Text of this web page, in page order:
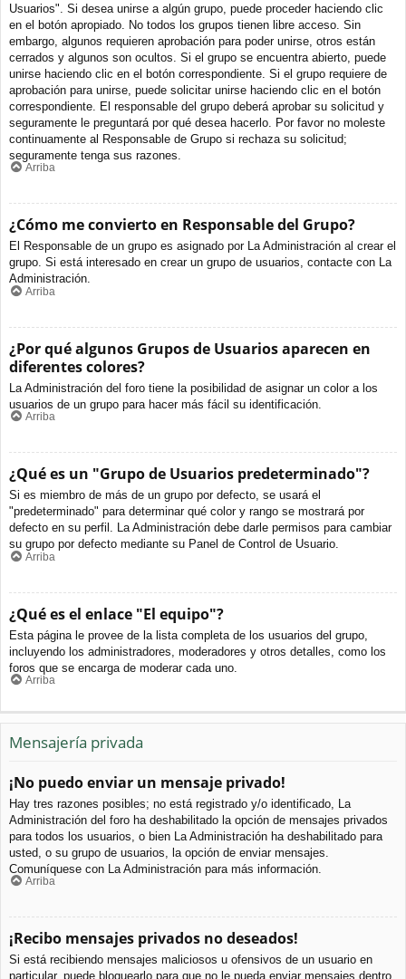
Usuarios". Si desea unirse a algún grupo, puede proceder haciendo clic
en el botón apropiado. No todos los grupos tienen libre acceso. Sin
embargo, algunos requieren aprobación para poder unirse, otros están
cerrados y algunos son ocultos. Si el grupo se encuentra abierto, puede
unirse haciendo clic en el botón correspondiente. Si el grupo requiere de
aprobación para unirse, puede solicitar unirse haciendo clic en el botón
correspondiente. El responsable del grupo deberá aprobar su solicitud y
seguramente le preguntará por qué desea hacerlo. Por favor no moleste
continuamente al Responsable de Grupo si rechaza su solicitud;
seguramente tenga sus razones.
Arriba
¿Cómo me convierto en Responsable del Grupo?
El Responsable de un grupo es asignado por La Administración al crear el
grupo. Si está interesado en crear un grupo de usuarios, contacte con La
Administración.
Arriba
¿Por qué algunos Grupos de Usuarios aparecen en
diferentes colores?
La Administración del foro tiene la posibilidad de asignar un color a los
usuarios de un grupo para hacer más fácil su identificación.
Arriba
¿Qué es un "Grupo de Usuarios predeterminado"?
Si es miembro de más de un grupo por defecto, se usará el
"predeterminado" para determinar qué color y rango se mostrará por
defecto en su perfil. La Administración debe darle permisos para cambiar
su grupo por defecto mediante su Panel de Control de Usuario.
Arriba
¿Qué es el enlace "El equipo"?
Esta página le provee de la lista completa de los usuarios del grupo,
incluyendo los administradores, moderadores y otros detalles, como los
foros que se encarga de moderar cada uno.
Arriba
Mensajería privada
¡No puedo enviar un mensaje privado!
Hay tres razones posibles; no está registrado y/o identificado, La
Administración del foro ha deshabilitado la opción de mensajes privados
para todos los usuarios, o bien La Administración ha deshabilitado para
usted, o su grupo de usuarios, la opción de enviar mensajes.
Comuníquese con La Administración para más información.
Arriba
¡Recibo mensajes privados no deseados!
Si está recibiendo mensajes maliciosos u ofensivos de un usuario en
particular, puede bloquearlo para que no le pueda enviar mensajes dentro